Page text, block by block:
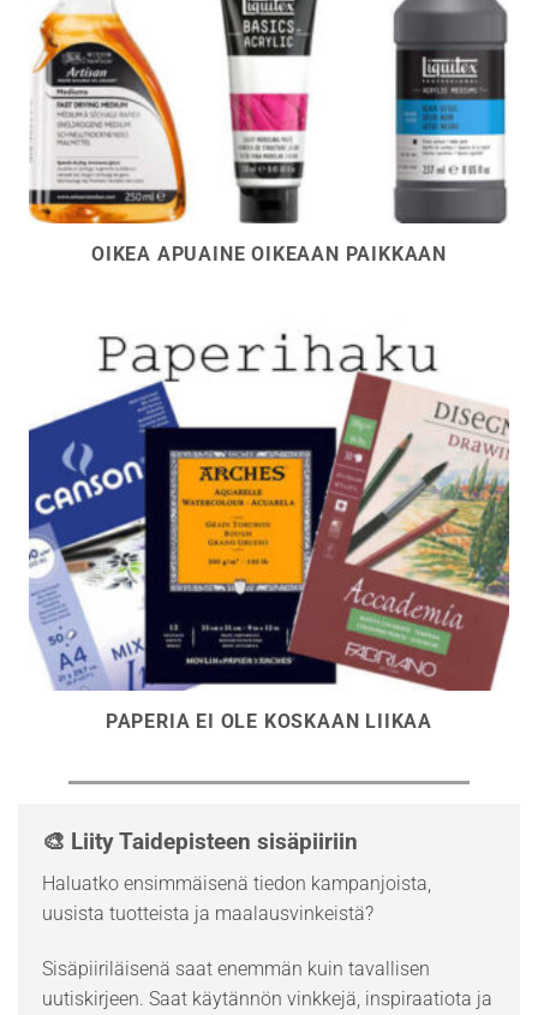
OIKEA APUAINE OIKEAAN PAIKKAAN
PAPERIA EI OLE KOSKAAN LIIKAA
🎨 Liity Taidepisteen sisäpiiriin
Haluatko ensimmäisenä tiedon kampanjoista,
uusista tuotteista ja maalausvinkeistä?
Sisäpiiriläisenä saat enemmän kuin tavallisen
uutiskirjeen. Saat käytännön vinkkejä, inspiraatiota ja